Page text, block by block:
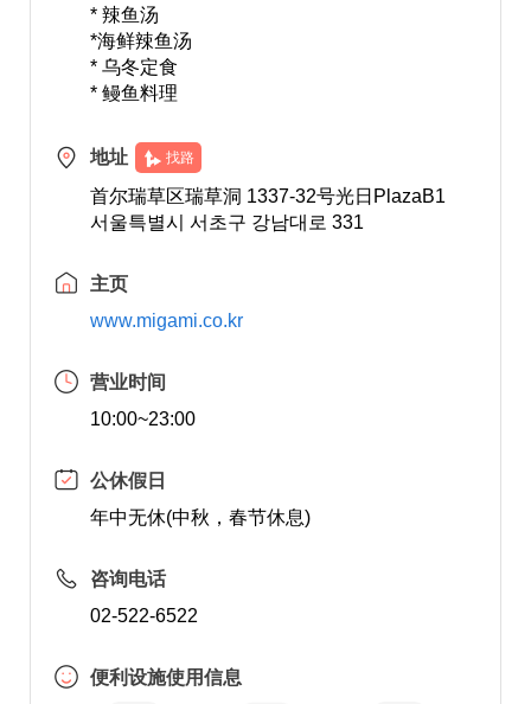
* 辣鱼汤
*海鲜辣鱼汤
* 乌冬定食
* 鳗鱼料理
地址 找路
首尔瑞草区瑞草洞 1337-32号光日PlazaB1
서울특별시 서초구 강남대로 331
主页
www.migami.co.kr
营业时间
10:00~23:00
公休假日
年中无休(中秋，春节休息)
咨询电话
02-522-6522
便利设施使用信息